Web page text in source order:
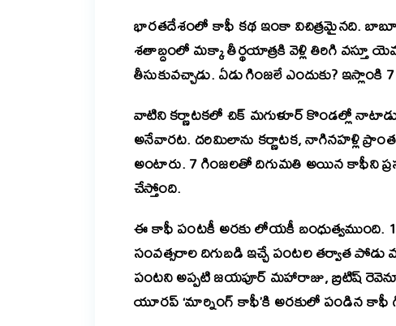
భారతదేశంలో కాఫీ కథ ఇంకా విచిత్రమైనది. బాబూ
శతాబ్దంలో మక్కా తీర్థయాత్రకి వెళ్లి తిరిగి వస్తూ
తీసుకువచ్చాడు. ఏడు గింజలే ఎందుకు?
వాటిని కర్ణాటకలో చిక్ మగుళూర్ కొండల్లో
అనేవారట. దరిమిలాను కర్ణాటక, నాగినహళ్లి
అంటారు. 7 గింజలతో దిగుమతి అయిన కాఫీని
చేస్తోంది.
ఈ కాఫీ పంటకీ అరకు లోయకీ
సంవత్సరాల దిగుబడి ఇచ్చే పంటల తర్వాత
పంటని అప్పటి జయపూర్ మహారాజు, బ్రిటిష్
యూరప్ ‘మార్నింగ్ కాఫీ’కి అరకులో పండిన కాఫీ